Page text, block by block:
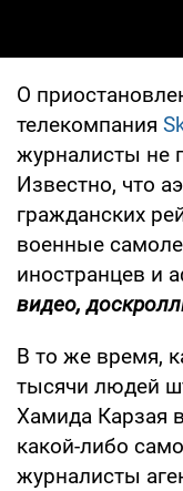
О
телекомпания
журналисты не
Известно, что
гражданских
военные
иностранцев и
видео,
В то же время,
тысячи людей
Хамида Карзая
какой-либо
журналисты